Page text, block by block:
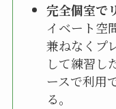
完全個室で
イベート空
兼ねなくプ
して練習し
ースで利用
る。